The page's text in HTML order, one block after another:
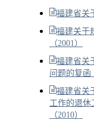
福建省关
福建关于
（2001）
福建省关
问题的复函
福建省关
工作的退休
（2010）